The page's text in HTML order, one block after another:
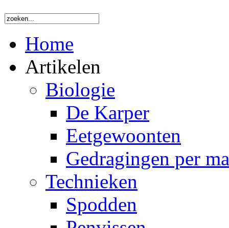
Home
Artikelen
Biologie
De Karper
Eetgewoonten
Gedragingen per
Technieken
Spodden